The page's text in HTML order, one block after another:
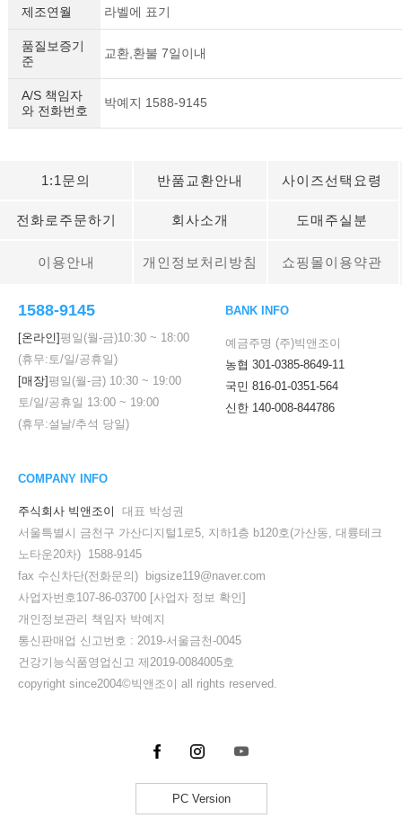
이코 라이프 하
제조연월 라벨에 표기
품질보증기
준
교환,환불 7일이내
A/S 책임자
와 전화번호
박예지 1588-9145
1:1문의 반품교환안내 사이즈선택요령
전화로주문하기 회사소개 도매주실분
이용안내 개인정보처리방침 쇼핑몰이용약관
1588-9145
[온라인]평일(월-금)10:30 ~ 18:00
(휴무:토/일/공휴일)
[매장]평일(월-금) 10:30 ~ 19:00
토/일/공휴일 13:00 ~ 19:00
(휴무:설날/추석 당일)
BANK INFO
예금주명 (주)빅앤조이
농협 301-0385-8649-11
국민 816-01-0351-564
신한 140-008-844786
COMPANY INFO
주식회사 빅앤조이
대표 박성권
서울특별시 금천구 가산디지털1로5, 지하1층 b120호(가산동, 대륭테크
노타운20차) 1588-9145
fax 수신차단(전화문의) bigsize119@naver.com
사업자번호107-86-03700 [사업자 정보 확인]
개인정보관리 책임자 박예지
통신판매업 신고번호 : 2019-서울금천-0045
건강기능식품영업신고 제2019-0084005호
copyright since2004©빅앤조이 all rights reserved.
PC Version